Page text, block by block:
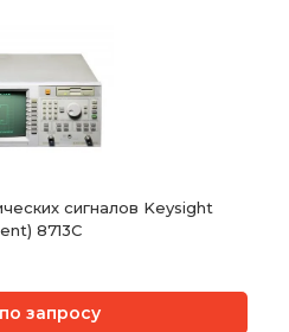
сигналов Keysight
8713C
запросу